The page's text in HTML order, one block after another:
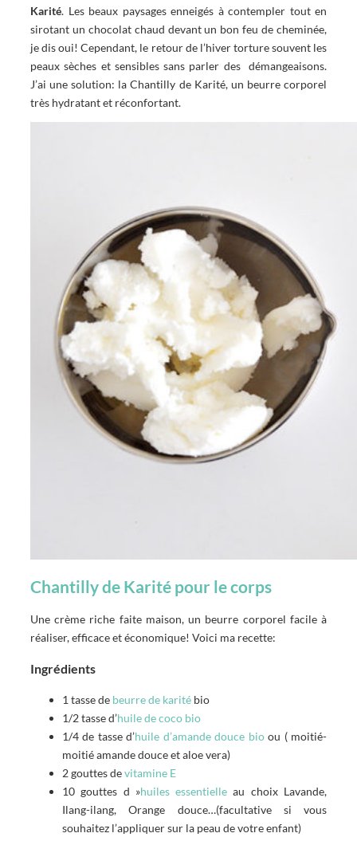
Karité. Les beaux paysages enneigés à contempler tout en
sirotant un chocolat chaud devant un bon feu de cheminée,
je dis oui! Cependant, le retour de l’hiver torture souvent les
peaux sèches et sensibles sans parler des démangeaisons.
J’ai une solution: la Chantilly de Karité, un beurre corporel
très hydratant et réconfortant.
Chantilly de Karité pour le corps
Une crème riche faite maison, un beurre corporel facile à
réaliser, efficace et économique! Voici ma recette:
Ingrédients
1 tasse de beurre de karité bio
1/2 tasse d’huile de coco bio
1/4 de tasse d’huile d’amande douce bioou ( moitié-
moitié amande douce et aloe vera)
2 gouttes devitamine E
10 gouttes d »huiles essentielle au choix Lavande,
Ilang-ilang, Orange douce…(facultative si vous
souhaitez l’appliquer sur la peau de votre enfant)